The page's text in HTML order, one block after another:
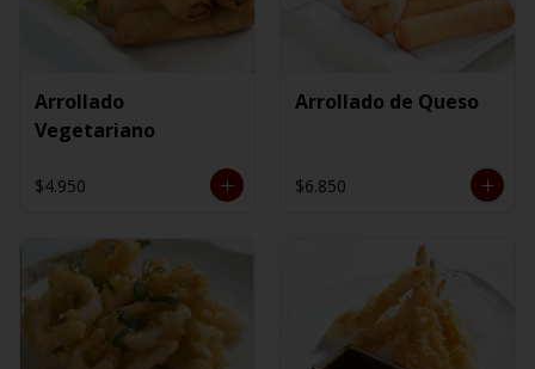
Arrollado
Vegetariano
$4.950
Arrollado de Queso
$6.850